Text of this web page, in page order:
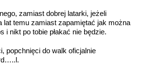
zamiast dobrej latarki, jeżeli
lat temu zamiast zapamiętać jak można
i nikt po tobie płakać nie będzie.
popchnięci do walk oficjalnie